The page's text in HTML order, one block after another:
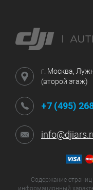
г. Москва,
(второй этаж)
+7 (495)
Содержание
информационный